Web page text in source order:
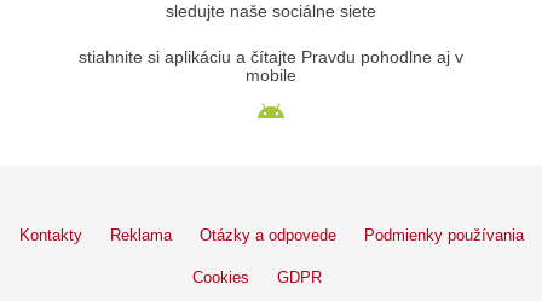
sledujte naše sociálne siete
stiahnite si aplikáciu a čítajte Pravdu pohodlne aj v
mobile
Kontakty Reklama Otázky a odpovede Podmienky používania
Cookies GDPR